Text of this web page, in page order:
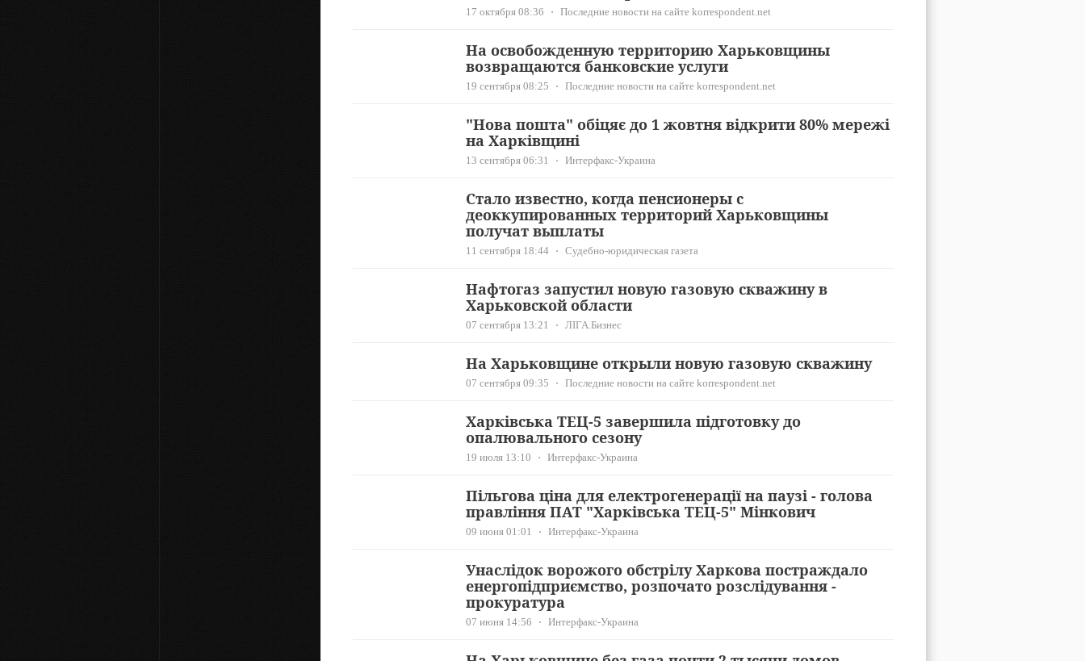
17 октября 08:36 Последние новости на сайте korrespondent.net
На освобожденную территорию Харьковщины
возвращаются банковские услуги
19 сентября 08:25 Последние новости на сайте korrespondent.net
"Нова пошта" обіцяє до 1 жовтня відкрити 80% мережі
на Харківщині
13 сентября 06:31 Интерфакс-Украина
Стало известно, когда пенсионеры с
деоккупированных территорий Харьковщины
получат выплаты
11 сентября 18:44 Судебно-юридическая газета
Нафтогаз запустил новую газовую скважину в
Харьковской области
07 сентября 13:21 ЛІГА.Бизнес
На Харьковщине открыли новую газовую скважину
07 сентября 09:35 Последние новости на сайте korrespondent.net
Харківська ТЕЦ-5 завершила підготовку до
опалювального сезону
19 июля 13:10 Интерфакс-Украина
Пільгова ціна для електрогенерації на паузі - голова
правління ПАТ "Харківська ТЕЦ-5" Мінкович
09 июня 01:01 Интерфакс-Украина
Унаслідок ворожого обстрілу Харкова постраждало
енергопідприємство, розпочато розслідування -
прокуратура
07 июня 14:56 Интерфакс-Украина